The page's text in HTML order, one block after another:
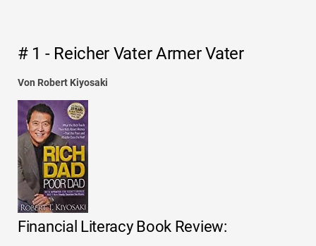
# 1 - Reicher Vater Armer Vater
Von Robert Kiyosaki
Financial Literacy Book Review: